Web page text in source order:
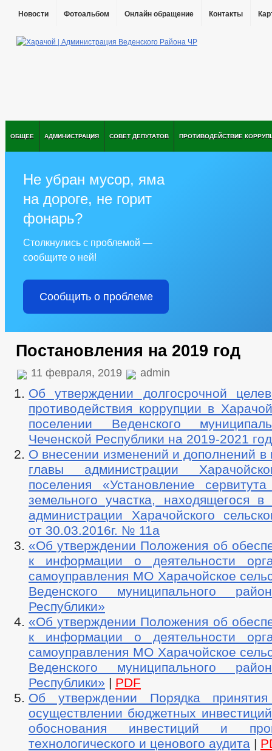
Новости Фотоальбом Онлайн обращение Контакты
ОБЩЕЕ АДМИНИСТРАЦИЯ СОВЕТ ДЕПУТАТОВ ПРОТИВОДЕЙСТВИЕ
Не убран мусор, яма
на дороге, не горит
фонарь?
Столкнулись с проблемой —
сообщите о ней!
Сообщить о проблеме
Постановления на 2019 год
11 февраля, 2019 admin
Об утверждении долгосрочной
противодействия коррупции в
поселении Веденского
Чеченской Республики на 2019-2021
О внесении изменений и дополнений в
главы администрации
поселения «Установление
земельного участка, находящегося в
администрации Харачойского
от 30.03.2016г. № 11а
«Об утверждении Положения об
к информации о деятельности
самоуправления МО Харачойское
Веденского муниципального
Республики»
«Об утверждении Положения об
к информации о деятельности
самоуправления МО Харачойское
Веденского муниципального
Республики» | PDF
Об утверждении Порядка
осуществлении бюджетных
обоснования инвестиций и
технологического и ценового аудита |